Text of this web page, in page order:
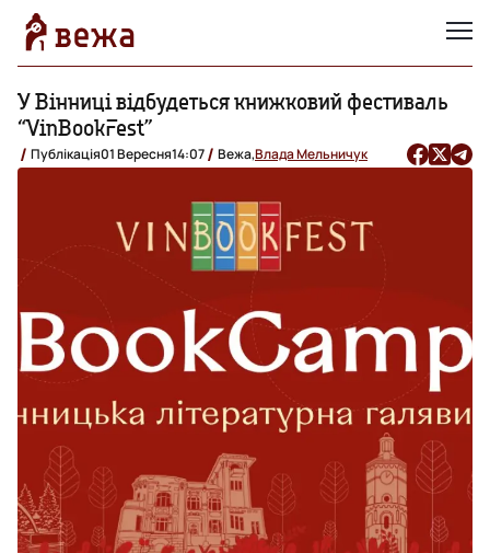
У Вінниці відбудеться книжковий фестиваль
“VinBookFest”
Публікація01 Вересня14:07 Вежа,Влада Мельничук